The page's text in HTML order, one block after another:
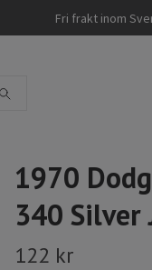
Fri frakt inom
1970
340
122 kr